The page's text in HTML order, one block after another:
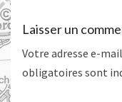
Laisser un
Votre adresse e-
obligatoires sont